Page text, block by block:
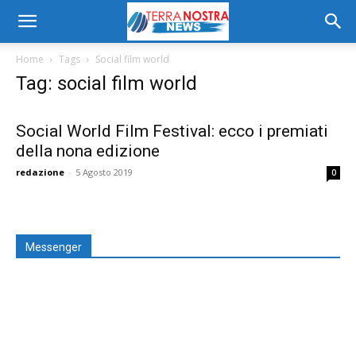
Home Tags Social film world
Tag: social film world
Social World Film Festival: ecco i premiati
della nona edizione
redazione - 5 Agosto 2019 0
Messenger